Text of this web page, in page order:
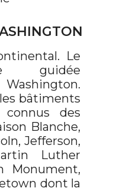
Le
guidée
bâtiments
des
Blanche,
Jefferson,
Luther
Monument,
dont la